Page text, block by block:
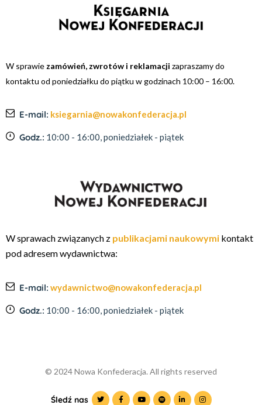
W sprawie zamówień, zwrotów i reklamacji zapraszamy do
kontaktu od poniedziałku do piątku w godzinach 10:00 – 16:00.
E-mail: ksiegarnia@nowakonfederacja.pl
Godz.: 10:00 - 16:00, poniedziałek - piątek
W sprawach związanych z publikacjami naukowymi kontakt
pod adresem wydawnictwa:
E-mail: wydawnictwo@nowakonfederacja.pl
Godz.: 10:00 - 16:00, poniedziałek - piątek
© 2024 Nowa Konfederacja. All rights reserved
Śledź nas